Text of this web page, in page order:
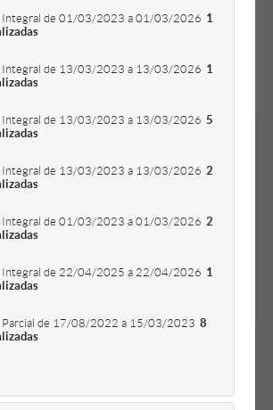
Integral de 01/03/2023 a 01/03/2026 1
Integral de 13/03/2023 a 13/03/2026 1
Integral de 13/03/2023 a 13/03/2026 5
Integral de 13/03/2023 a 13/03/2026 2
Integral de 01/03/2023 a 01/03/2026 2
Integral de 22/04/2025 a 22/04/2026 1
Parcial de 17/08/2022 a 15/03/2023 8